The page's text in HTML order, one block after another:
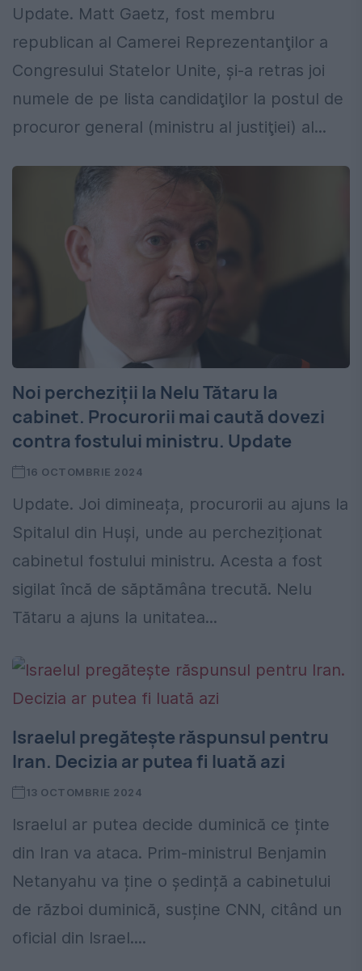
Update. Matt Gaetz, fost membru
republican al Camerei Reprezentanţilor a
Congresului Statelor Unite, şi-a retras joi
numele de pe lista candidaţilor la postul de
procuror general (ministru al justiţiei) al...
Noi percheziții la Nelu Tătaru la
cabinet. Procurorii mai caută dovezi
contra fostului ministru. Update
16 OCTOMBRIE 2024
Update. Joi dimineața, procurorii au ajuns la
Spitalul din Huși, unde au percheziționat
cabinetul fostului ministru. Acesta a fost
sigilat încă de săptămâna trecută. Nelu
Tătaru a ajuns la unitatea...
Israelul pregătește răspunsul pentru
Iran. Decizia ar putea fi luată azi
13 OCTOMBRIE 2024
Israelul ar putea decide duminică ce ținte
din Iran va ataca. Prim-ministrul Benjamin
Netanyahu va ține o ședință a cabinetului
de război duminică, susține CNN, citând un
oficial din Israel....